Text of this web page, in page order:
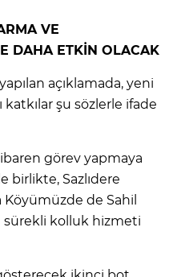
VE
DAHA ETKİN OLACAK
açıklamada, yeni
şu sözlerle ifade
görev yapmaya
birlikte, Sazlıdere
Köyümüzde de Sahil
sürekli kolluk hizmeti